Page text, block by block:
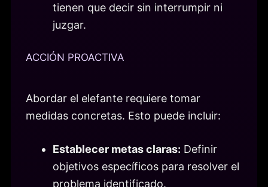
tienen que decir sin interrumpir ni
juzgar.
ACCIÓN PROACTIVA
Abordar el elefante requiere tomar
medidas concretas. Esto puede incluir:
Establecer metas claras: Definir
objetivos específicos para resolver el
problema identificado.